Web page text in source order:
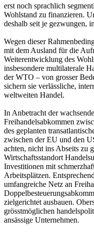
erst noch sprachlich
Wohlstand zu finanzieren.
deshalb seit je gezwungen,
Wegen dieser
mit dem Ausland für die
Weiterentwicklung des
insbesondere multilaterale
der WTO – von grosser
sichern sie verlässliche,
weltweiten Handel.
In Anbetracht der
Freihandelsabkommen
des geplanten
zwischen der EU und den
achten, nicht ins Abseits zu
Wirtschaftsstandort
Investitionen mit
Arbeitsplätzen.
umfangreiche Netz an
zielgerichtet ausbauen.
grösstmöglichen
ansässige Unternehmen.